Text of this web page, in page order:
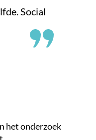
Social
het onderzoek